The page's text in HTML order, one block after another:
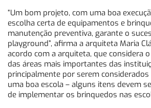
“Um bom projeto, com uma boa
escolha certa de equipamentos e
manutenção preventiva, garante o
playground”, afirma a arquiteta Maria
acordo com a arquiteta, que considera
das áreas mais importantes das
principalmente por serem
uma boa escola – alguns itens devem
de implementar os brinquedos nas